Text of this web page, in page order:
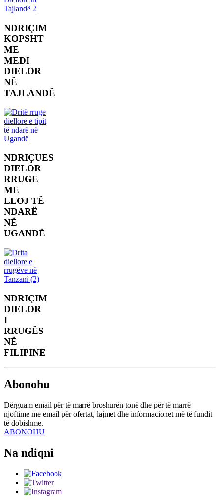
NDRIÇIM
KOPSHT
ME
MEDI
DIELOR
NË
TAJLANDË
NDRIÇUES
DIELOR
RRUGE
ME
LLOJ TË
NDARË
NË
UGANDË
NDRIÇIM
DIELOR
I
RRUGËS
NË
FILIPINE
Abonohu
Dërguam email për të marrë broshurën tonë dhe për të marrë
njoftime me email për ofertat, lajmet dhe informacionet më të fundit
të dobishme.
ABONOHU
Na ndiqni